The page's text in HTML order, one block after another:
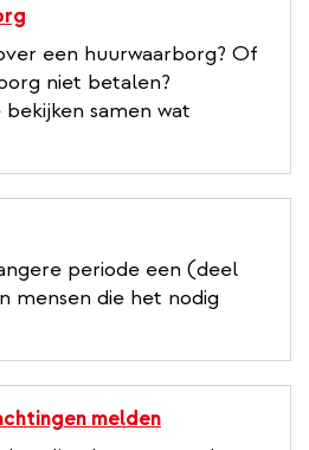
een huurwaarborg? Of
niet betalen?
samen wat
periode een (deel
mensen die het nodig
melden